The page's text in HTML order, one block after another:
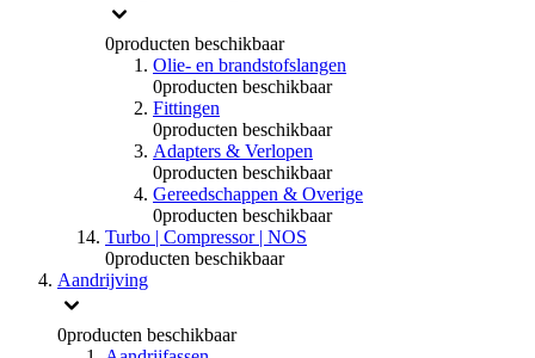
0producten beschikbaar
Olie- en brandstofslangen
0producten beschikbaar
Fittingen
0producten beschikbaar
Adapters & Verlopen
0producten beschikbaar
Gereedschappen & Overige
0producten beschikbaar
Turbo | Compressor | NOS
0producten beschikbaar
Aandrijving
0producten beschikbaar